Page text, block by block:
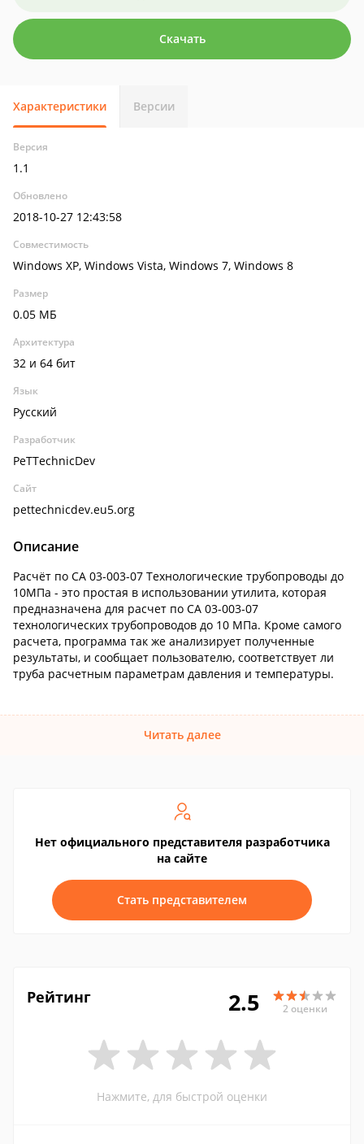
Скачать
Характеристики Версии
Версия
1.1
Обновлено
2018-10-27 12:43:58
Совместимость
Windows XP, Windows Vista, Windows 7, Windows 8
Размер
0.05 МБ
Архитектура
32 и 64 бит
Язык
Русский
Разработчик
PeTTechnicDev
Сайт
pettechnicdev.eu5.org
Описание
Расчёт по СА 03-003-07 Технологические трубопроводы до
10МПа - это простая в использовании утилита, которая
предназначена для расчет по СА 03-003-07
технологических трубопроводов до 10 МПа. Кроме самого
расчета, программа так же анализирует полученные
результаты, и сообщает пользователю, соответствует ли
труба расчетным параметрам давления и температуры.
Читать далее
Нет официального представителя разработчика
на сайте
Стать представителем
Рейтинг 2.5 2 оценки
Нажмите, для быстрой оценки